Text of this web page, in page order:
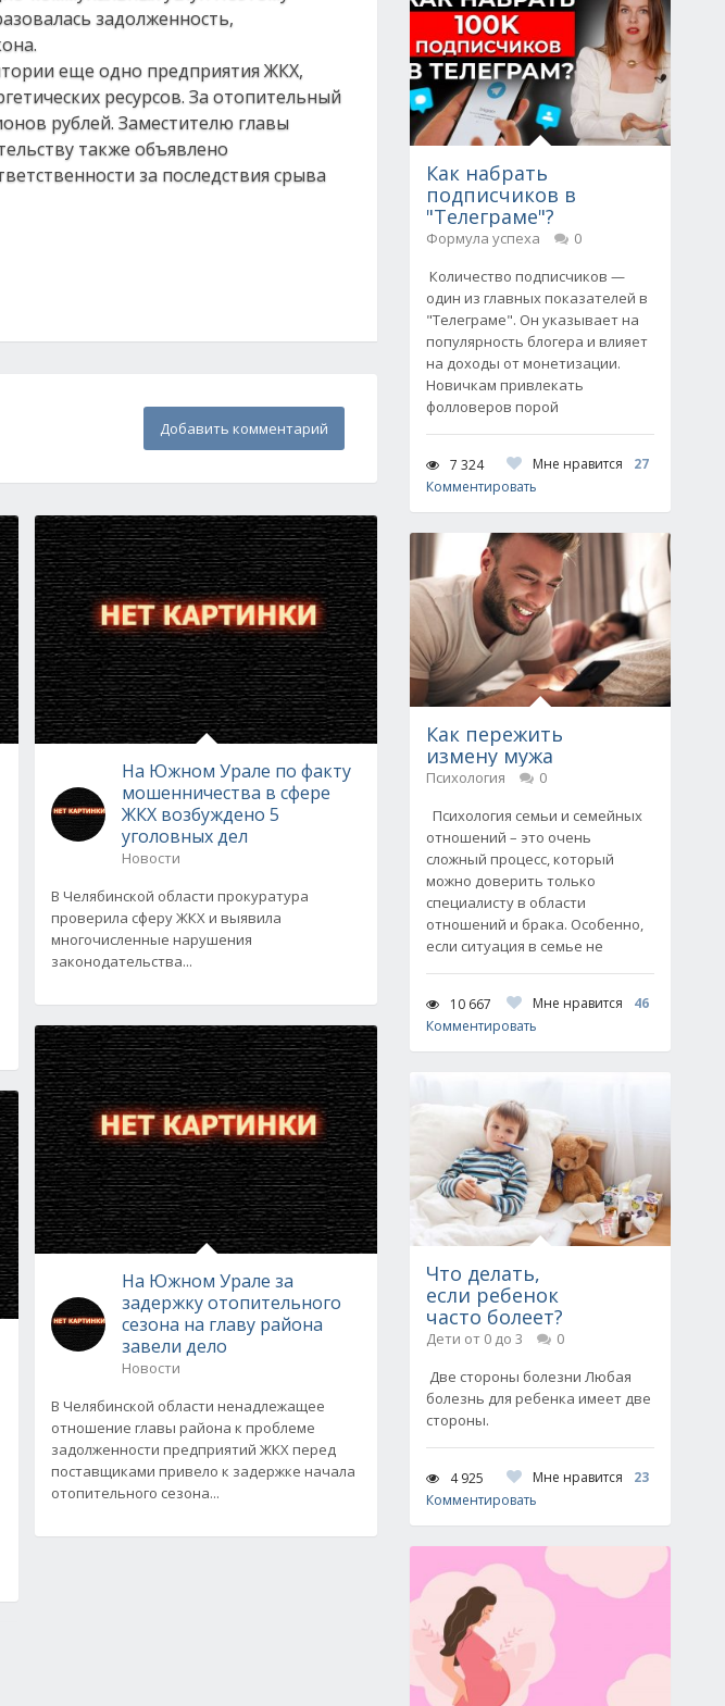
задолженность,
еще одно предприятия ЖКХ,
ресурсов. За отопительный
рублей. Заместителю главы
также объявлено
за последствия срыва
Добавить комментарий
На Южном Урале по факту
мошенничества в сфере
ЖКХ возбуждено 5
уголовных дел
Новости
В Челябинской области прокуратура
проверила сферу ЖКХ и выявила
многочисленные нарушения
законодательства...
На Южном Урале за
задержку отопительного
сезона на главу района
завели дело
Новости
В Челябинской области ненадлежащее
отношение главы района к проблеме
задолженности предприятий ЖКХ перед
поставщиками привело к задержке начала
отопительного сезона...
Как набрать
подписчиков в
"Телеграме"?
Формула успеха
0
Количество подписчиков —
один из главных показателей в
"Телеграме". Он указывает на
популярность блогера и влияет
на доходы от монетизации.
Новичкам привлекать
фолловеров порой
7 324 Мне нравится
27
Комментировать
Как пережить
измену мужа
Психология
0
Психология семьи и семейных
отношений – это очень
сложный процесс, который
можно доверить только
специалисту в области
отношений и брака. Особенно,
если ситуация в семье не
10 667 Мне нравится
46
Комментировать
Что делать,
если ребенок
часто болеет?
Дети от 0 до 3
0
Две стороны болезни Любая
болезнь для ребенка имеет две
стороны.
4 925 Мне нравится
23
Комментировать